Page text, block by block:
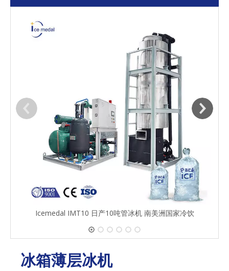
Icemedal IMT10 日产10吨管冰机 南美洲国家冷饮
冰箱薄层冰机